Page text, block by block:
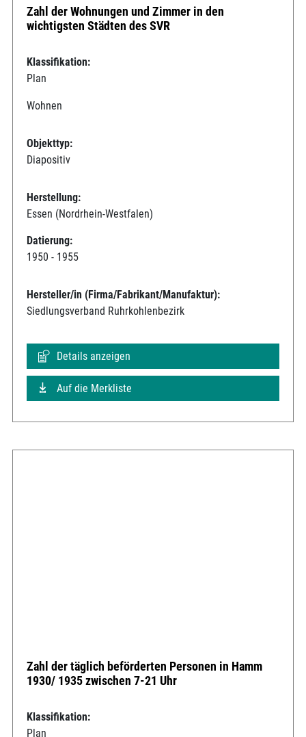
Zahl der Wohnungen und Zimmer in den
wichtigsten Städten des SVR
Klassifikation:
Plan
Wohnen
Objekttyp:
Diapositiv
Herstellung:
Essen (Nordrhein-Westfalen)
Datierung:
1950 - 1955
Hersteller/in (Firma/Fabrikant/Manufaktur):
Siedlungsverband Ruhrkohlenbezirk
Details anzeigen
Auf die Merkliste
Zahl der täglich beförderten Personen in Hamm
1930/ 1935 zwischen 7-21 Uhr
Klassifikation:
Plan